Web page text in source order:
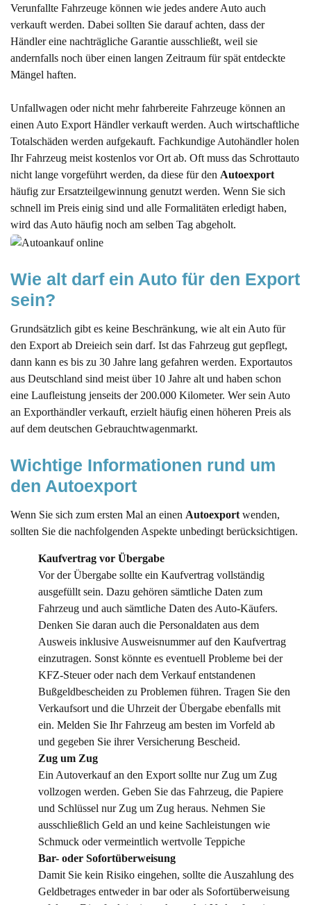
Verunfallte Fahrzeuge können wie jedes andere Auto auch
verkauft werden. Dabei sollten Sie darauf achten, dass der
Händler eine nachträgliche Garantie ausschließt, weil sie
andernfalls noch über einen langen Zeitraum für spät entdeckte
Mängel haften.
Unfallwagen oder nicht mehr fahrbereite Fahrzeuge können an
einen Auto Export Händler verkauft werden. Auch wirtschaftliche
Totalschäden werden aufgekauft. Fachkundige Autohändler holen
Ihr Fahrzeug meist kostenlos vor Ort ab. Oft muss das Schrottauto
nicht lange vorgeführt werden, da diese für den Autoexport
häufig zur Ersatzteilgewinnung genutzt werden. Wenn Sie sich
schnell im Preis einig sind und alle Formalitäten erledigt haben,
wird das Auto häufig noch am selben Tag abgeholt.
Wie alt darf ein Auto für den Export
sein?
Grundsätzlich gibt es keine Beschränkung, wie alt ein Auto für
den Export ab Dreieich sein darf. Ist das Fahrzeug gut gepflegt,
dann kann es bis zu 30 Jahre lang gefahren werden. Exportautos
aus Deutschland sind meist über 10 Jahre alt und haben schon
eine Laufleistung jenseits der 200.000 Kilometer. Wer sein Auto
an Exporthändler verkauft, erzielt häufig einen höheren Preis als
auf dem deutschen Gebrauchtwagenmarkt.
Wichtige Informationen rund um
den Autoexport
Wenn Sie sich zum ersten Mal an einen Autoexport wenden,
sollten Sie die nachfolgenden Aspekte unbedingt berücksichtigen.
Kaufvertrag vor Übergabe
Vor der Übergabe sollte ein Kaufvertrag vollständig
ausgefüllt sein. Dazu gehören sämtliche Daten zum
Fahrzeug und auch sämtliche Daten des Auto-Käufers.
Denken Sie daran auch die Personaldaten aus dem
Ausweis inklusive Ausweisnummer auf den Kaufvertrag
einzutragen. Sonst könnte es eventuell Probleme bei der
KFZ-Steuer oder nach dem Verkauf entstandenen
Bußgeldbescheiden zu Problemen führen. Tragen Sie den
Verkaufsort und die Uhrzeit der Übergabe ebenfalls mit
ein. Melden Sie Ihr Fahrzeug am besten im Vorfeld ab
und gegeben Sie ihrer Versicherung Bescheid.
Zug um Zug
Ein Autoverkauf an den Export sollte nur Zug um Zug
vollzogen werden. Geben Sie das Fahrzeug, die Papiere
und Schlüssel nur Zug um Zug heraus. Nehmen Sie
ausschließlich Geld an und keine Sachleistungen wie
Schmuck oder vermeintlich wertvolle Teppiche
Bar- oder Sofortüberweisung
Damit Sie kein Risiko eingehen, sollte die Auszahlung des
Geldbetrages entweder in bar oder als Sofortüberweisung